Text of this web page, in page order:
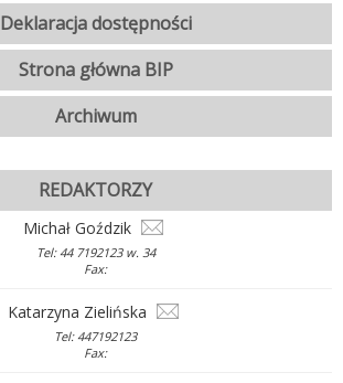
Deklaracja dostępności
Strona główna BIP
Archiwum
REDAKTORZY
Michał Goździk
Tel: 44 7192123 w. 34
Fax:
Katarzyna Zielińska
Tel: 447192123
Fax: